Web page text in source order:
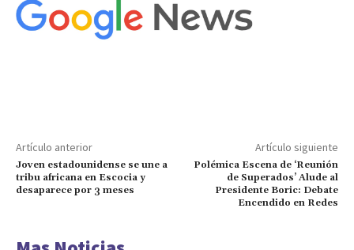
Artículo anterior
Joven estadounidense se une a
tribu africana en Escocia y
desaparece por 3 meses
Artículo siguiente
Polémica Escena de ‘Reunión
de Superados’ Alude al
Presidente Boric: Debate
Encendido en Redes